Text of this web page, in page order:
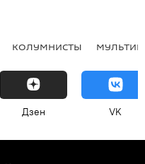
КОЛУМНИСТЫ
Дзен VK